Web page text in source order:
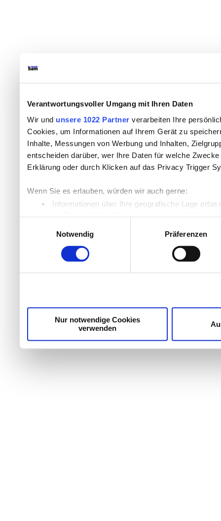
Verantwortungsvoller Umgang mit Ihren Daten
Wir und unsere 1022 Partner verarbeiten Ihre
Cookies, um Informationen auf Ihrem Gerät zu
Inhalte, Messungen von Werbung und Inhalten,
entscheiden darüber, wer Ihre Daten für welche
Erklärung oder durch Klicken auf das Privacy Trigger
Wenn Sie es erlauben, würden wir auch gerne:
Informationen über Ihre geografische Lage
Ihr Gerät durch aktives Scannen nach
Wir verwenden Cookies, um Inhalte und Anzeigen zu
die Zugriffe auf unsere Website zu analysieren.
Dienste gesammelt haben.
Notwendig
Präferenzen
Nur notwendige Cookies
verwenden